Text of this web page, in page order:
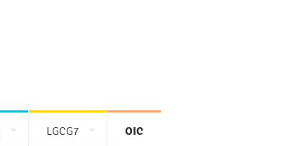
LGCG7 OIC